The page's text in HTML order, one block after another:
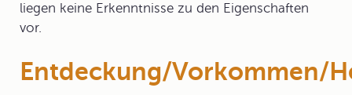
liegen keine Erkenntnisse zu den Eigenschaften
vor.
Entdeckung/Vorkommen/